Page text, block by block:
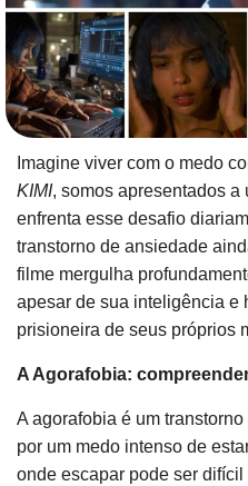
Imagine viver com o medo
KIMI, somos apresentados a
enfrenta esse desafio
transtorno de ansiedade
filme mergulha
apesar de sua inteligência e
prisioneira de seus próprios
A Agorafobia:
A agorafobia é um
por um medo intenso de
onde escapar pode ser